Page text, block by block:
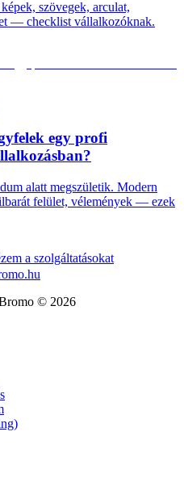
szövegek, arculat,
— checklist vállalkozóknak.
egy profi
alatt megszületik. Modern
felület, vélemények — ezek
a szolgáltatásokat
© 2026